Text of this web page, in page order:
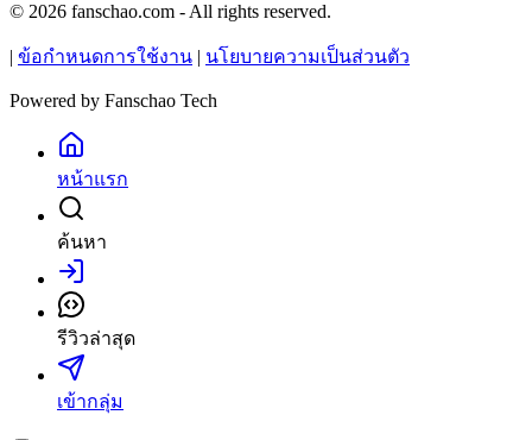
© 2026 fanschao.com - All rights reserved.
ข้อกำหนดการใช้งาน นโยบายความเป็นส่วนตัว
Powered by Fanschao Tech
หน้าแรก
ค้นหา
เข้าสู่ระบบ
รีวิวล่าสุด
เข้ากลุ่ม